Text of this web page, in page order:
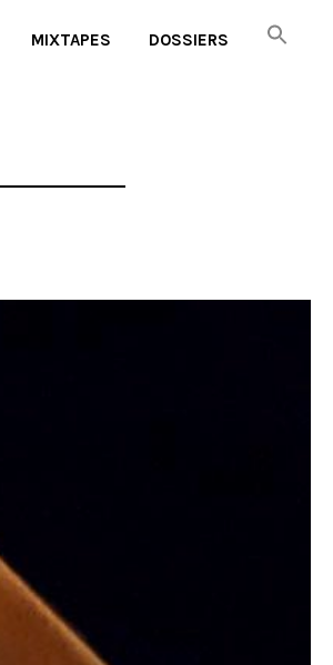
MIXTAPES DOSSIERS